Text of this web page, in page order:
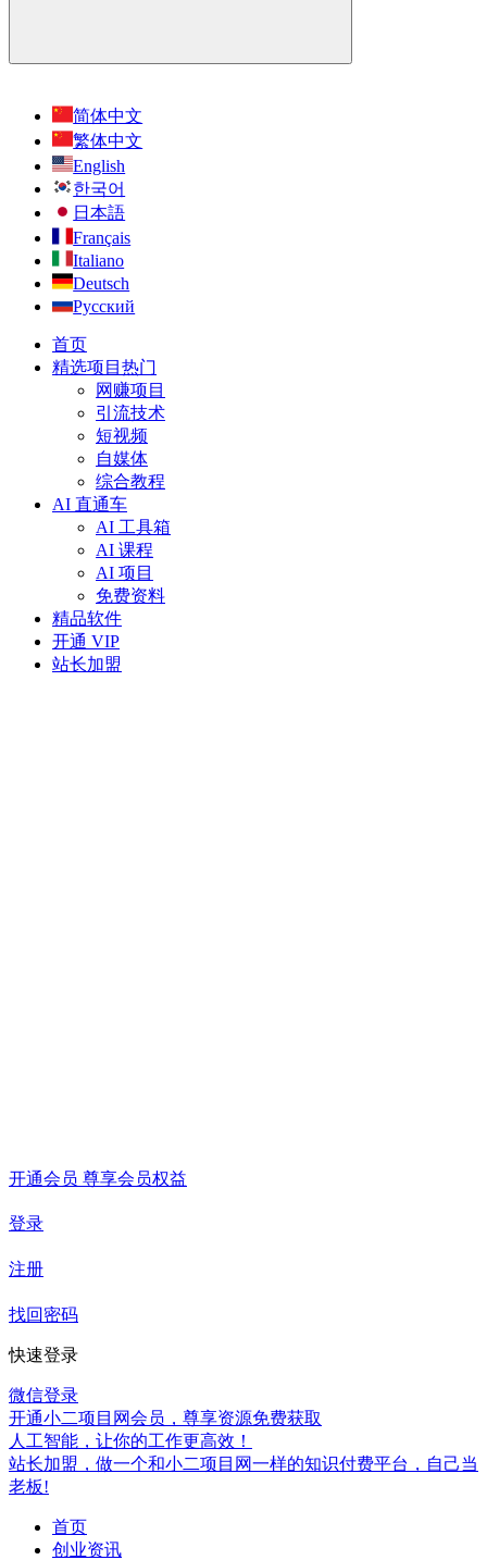
简体中文
繁体中文
English
한국어
日本語
Français
Italiano
Deutsch
Русский
首页
精选项目 热门
网赚项目
引流技术
短视频
自媒体
综合教程
AI 直通车
AI 工具箱
AI 课程
AI 项目
免费资料
精品软件
开通 VIP
站长加盟
开通会员 尊享会员权益
登录
注册
找回密码
快速登录
微信登录
开通小二项目网会员，尊享资源免费获取
人工智能，让你的工作更高效！
站长加盟，做一个和小二项目网一样的知识付费平台，自己当
老板!
首页
创业资讯